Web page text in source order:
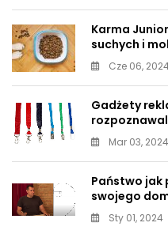
Karma
suchych i
Cze 06, 2024
Gadżety
Mar 03, 2024
Państwo jak
swojego
Sty 01, 2024